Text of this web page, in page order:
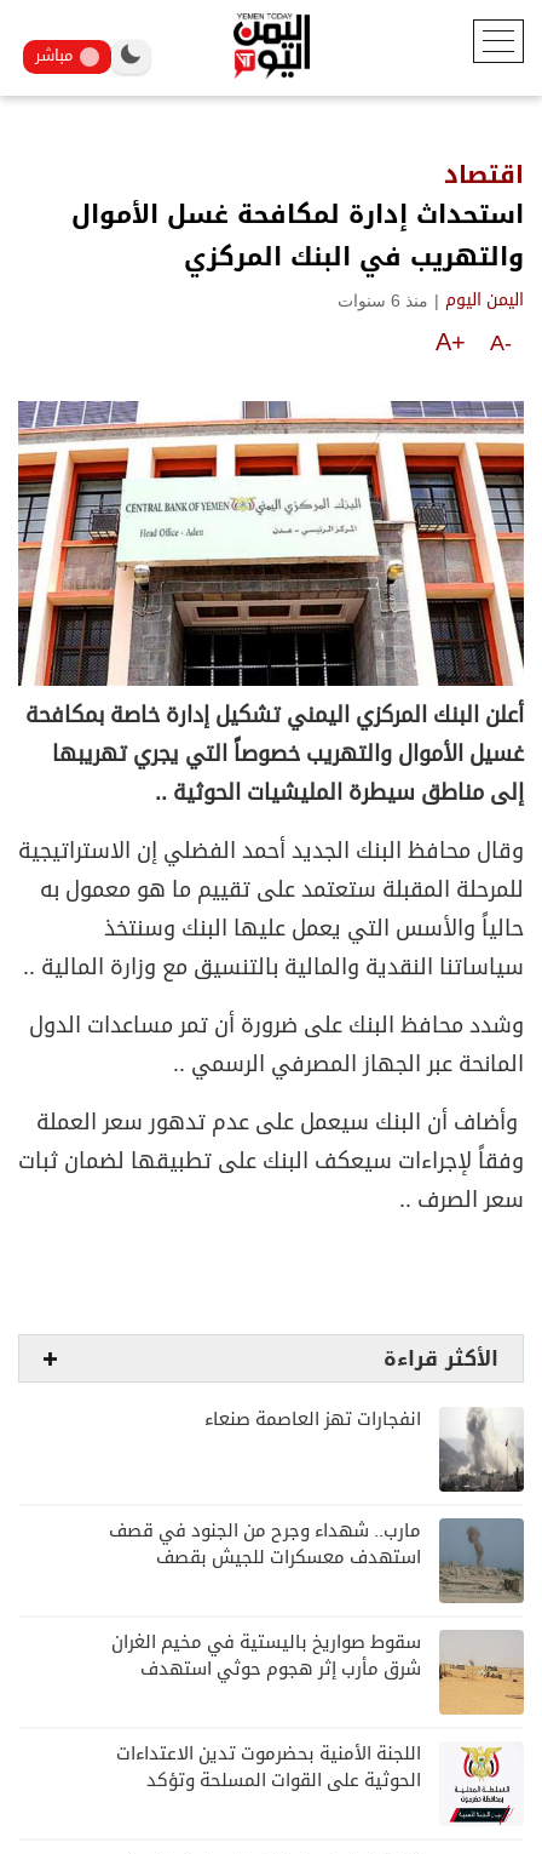
مباشر
اقتصاد
استحداث إدارة لمكافحة غسل الأموال
والتهريب في البنك المركزي
اليمن اليوم | منذ 6 سنوات
A-
A+
أعلن البنك المركزي اليمني تشكيل إدارة خاصة بمكافحة
غسيل الأموال والتهريب خصوصاً التي يجري تهريبها
إلى مناطق سيطرة المليشيات الحوثية ..
وقال محافظ البنك الجديد أحمد الفضلي إن الاستراتيجية
للمرحلة المقبلة ستعتمد على تقييم ما هو معمول به
حالياً والأسس التي يعمل عليها البنك وسنتخذ
سياساتنا النقدية والمالية بالتنسيق مع وزارة المالية ..
وشدد محافظ البنك على ضرورة أن تمر مساعدات الدول
المانحة عبر الجهاز المصرفي الرسمي ..
وأضاف أن البنك سيعمل على عدم تدهور سعر العملة
وفقاً لإجراءات سيعكف البنك على تطبيقها لضمان ثبات
سعر الصرف ..
الأكثر قراءة
انفجارات تهز العاصمة صنعاء
مارب.. شهداء وجرح من الجنود في قصف
استهدف معسكرات للجيش بقصف
سقوط صواريخ باليستية في مخيم الغران
شرق مأرب إثر هجوم حوثي استهدف
اللجنة الأمنية بحضرموت تدين الاعتداءات
الحوثية على القوات المسلحة وتؤكد